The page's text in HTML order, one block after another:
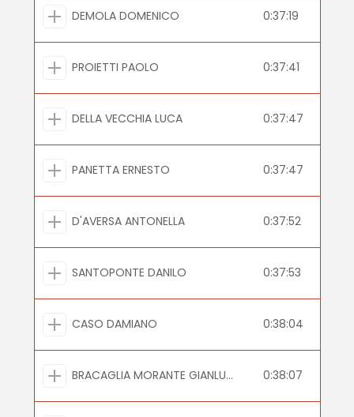
DEMOLA DOMENICO 0:37:19
PROIETTI PAOLO 0:37:41
DELLA VECCHIA LUCA 0:37:47
PANETTA ERNESTO 0:37:47
D'AVERSA ANTONELLA 0:37:52
SANTOPONTE DANILO 0:37:53
CASO DAMIANO 0:38:04
BRACAGLIA MORANTE GIANLUCA 0:38:07